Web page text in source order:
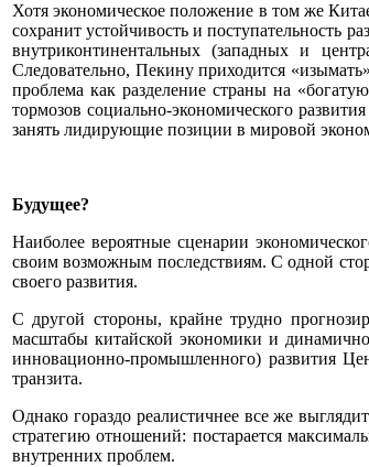
Хотя экономическое положение в том же
сохранит устойчивость и поступательность
внутриконтинентальных (западных и
Следовательно, Пекину приходится
проблема как разделение страны на
тормозов социально-экономического
занять лидирующие позиции в мировой
Будущее?
Наиболее вероятные сценарии
своим возможным последствиям. С одной
своего развития.
С другой стороны, крайне трудно
масштабы китайской экономики и
инновационно-промышленного) развития
транзита.
Однако гораздо реалистичнее все же
стратегию отношений: постарается
внутренних проблем.